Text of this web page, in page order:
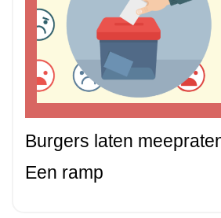
Burgers laten
Een ramp